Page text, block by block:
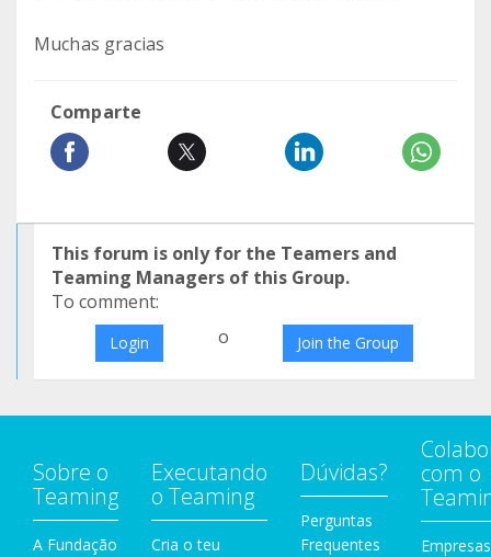
Muchas gracias
Comparte
This forum is only for the Teamers and
Teaming Managers of this Group.
To comment:
Login o Join the Group
Sobre o
Teaming
A Fundação
Executando
o Teaming
Cria o teu
Dúvidas?
Perguntas
Frequentes
com o
Empresas